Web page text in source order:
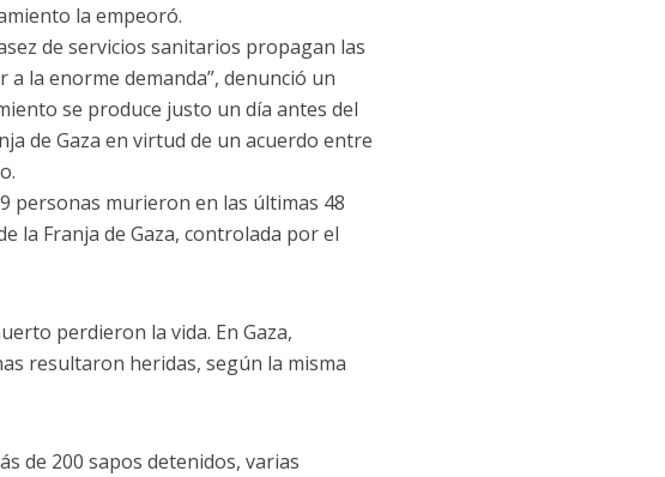
la empeoró.
de servicios sanitarios propagan las
la enorme demanda”, denunció un
se produce justo un día antes del
de Gaza en virtud de un acuerdo entre
personas murieron en las últimas 48
la Franja de Gaza, controlada por el
perdieron la vida. En Gaza,
resultaron heridas, según la misma
de 200 sapos detenidos, varias